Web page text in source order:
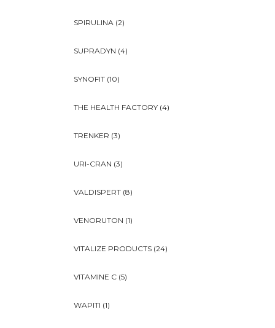
SPIRULINA (2)
SUPRADYN (4)
SYNOFIT (10)
THE HEALTH FACTORY (4)
TRENKER (3)
URI-CRAN (3)
VALDISPERT (8)
VENORUTON (1)
VITALIZE PRODUCTS (24)
VITAMINE C (5)
WAPITI (1)